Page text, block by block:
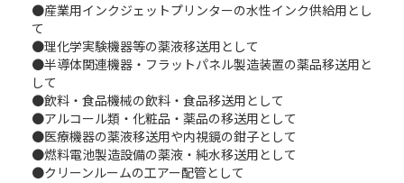
●産業用インクジェットプリンターの水性インク供給用とし
て
●理化学実験機器等の薬液移送用として
●半導体関連機器・フラットパネル製造装置の薬品移送用と
して
●飲料・食品機械の飲料・食品移送用として
●アルコール類・化粧品・薬品の移送用として
●医療機器の薬液移送用や内視鏡の鉗子として
●燃料電池製造設備の薬液・純水移送用として
●クリーンルームの工アー配管として